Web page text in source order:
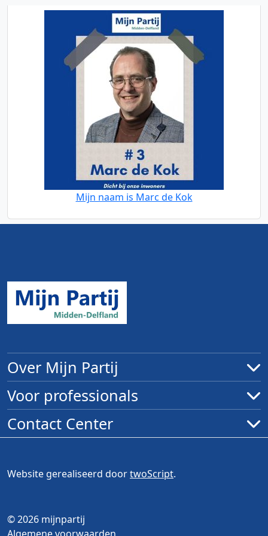
Mijn naam is Marc de Kok
Over Mijn Partij
Voor professionals
Contact Center
© 2026 mijnpartij
Website gerealiseerd doortwoScript.